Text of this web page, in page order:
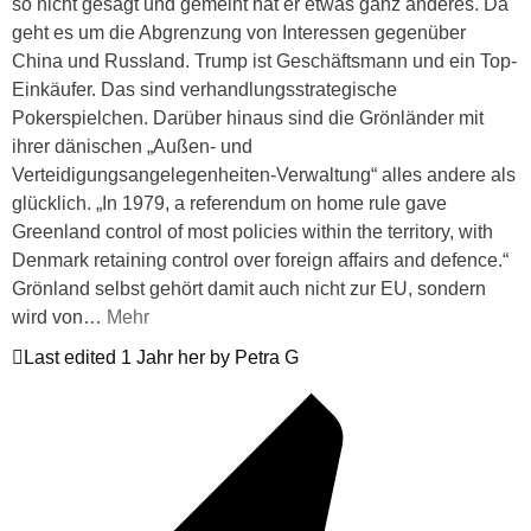
geht es um die Abgrenzung von Interessen gegenüber
China und Russland. Trump ist Geschäftsmann und ein Top-
Einkäufer. Das sind verhandlungsstrategische
Pokerspielchen. Darüber hinaus sind die Grönländer mit
ihrer dänischen „Außen- und
Verteidigungsangelegenheiten-Verwaltung“ alles andere als
glücklich. „In 1979, a referendum on home rule gave
Greenland control of most policies within the territory, with
Denmark retaining control over foreign affairs and defence.“
Grönland selbst gehört damit auch nicht zur EU, sondern
wird von… Mehr
Last edited 1 Jahr her by Petra G